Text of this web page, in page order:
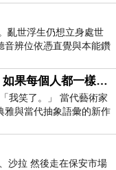
亂世浮生仍想立身處世
音辨位依憑直覺與本能鑽
聲另一個共鳴的
當代藝術家盧嵐新：如果每個人都一樣，這世界該有多無聊？
我笑了。」 當代藝術家
雅與當代抽象語彙的新作
景，描繪了
沙拉 然後走在保安市場